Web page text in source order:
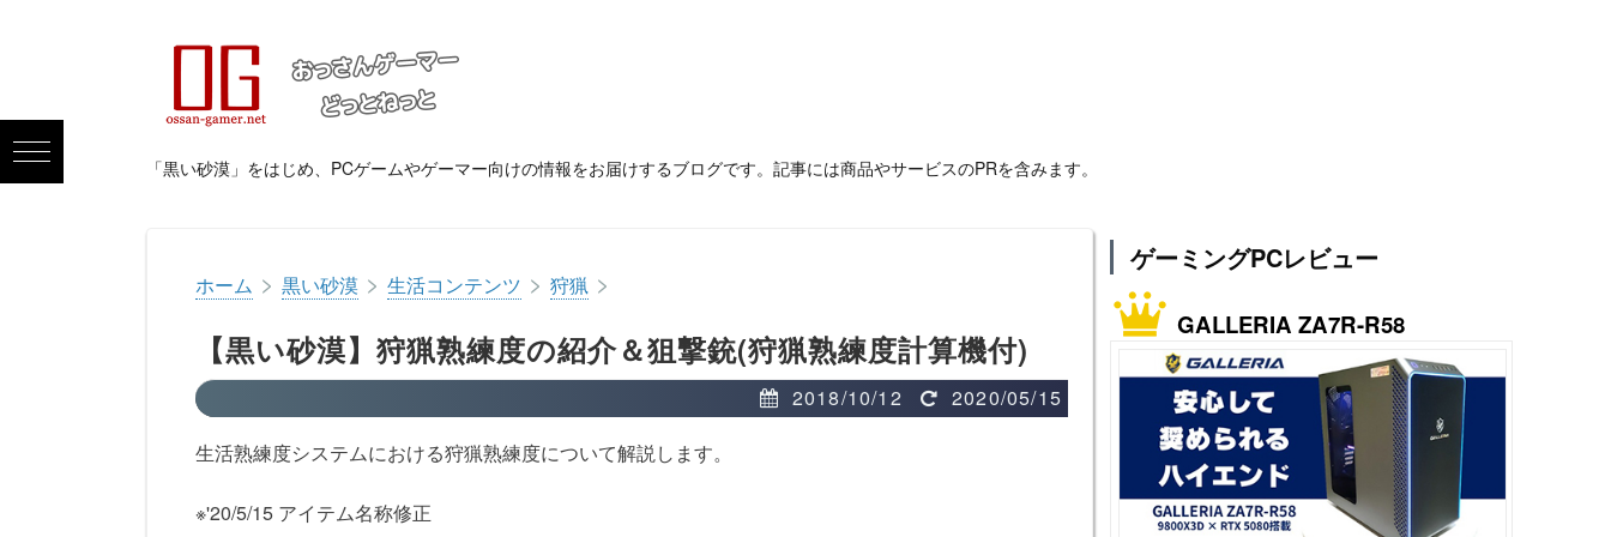
「黒い砂漠」をはじめ、PCゲームやゲーマー向けの情報をお届けするブログです。記事には商品やサービスのPRを含みます。
ホーム > 黒い砂漠 > 生活コンテンツ > 狩猟 >
【黒い砂漠】狩猟熟練度の紹介＆狙撃銃(狩猟熟練度計算機付)
2018/10/12
2020/05/15
生活熟練度システムにおける狩猟熟練度について解説します。
※'20/5/15 アイテム名称修正
ゲーミングPCレビュー
GALLERIA ZA7R-R58